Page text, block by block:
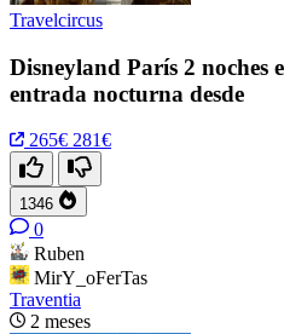
Travelcircus
Disneyland París 2 noches
entrada nocturna desde
265€ 281€
1346
0
Ruben
MirY_oFerTas
Traventia
2 meses